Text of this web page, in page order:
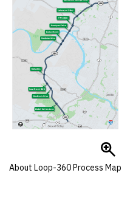
About Loop-360 Process Map